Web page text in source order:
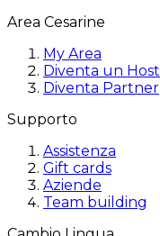
Area Cesarine
My Area
Diventa un Host
Diventa Partner
Supporto
Assistenza
Gift cards
Aziende
Team building